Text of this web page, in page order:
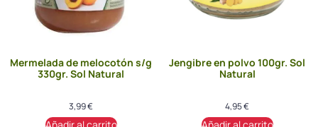
Mermelada de melocotón s/g
330gr. Sol Natural
3,99€
Jengibre en polvo 100gr. Sol
Natural
4,95€